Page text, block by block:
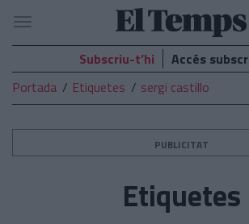
El
Temps
Navegació
Subscriu-t’hi
Accés
Portada
Etiquetes sergi castillo
PUBLICITAT
Etiquetes